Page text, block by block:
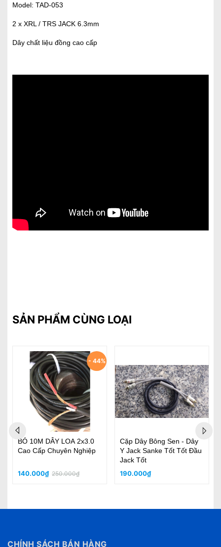
Model: TAD-053
2 x XRL / TRS JACK 6.3mm
Dây chất liệu đồng cao cấp
SẢN PHẨM CÙNG LOẠI
- 44%
BÓ 10M DÂY LOA 2x3.0
Cao Cấp Chuyên Nghiệp
140.000₫ 250.000₫
Cặp Dây Bông Sen - Dây
Y Jack Sanke Tốt Tốt Đầu
Jack Tốt
190.000₫
CHÍNH SÁCH BÁN HÀNG